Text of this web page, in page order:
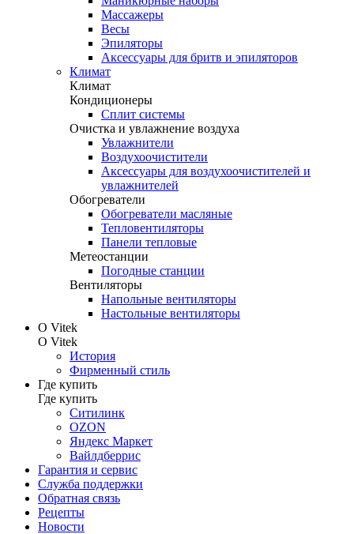
Массажеры
Весы
Эпиляторы
Аксессуары для бритв и эпиляторов
Климат
Климат
Кондиционеры
Сплит системы
Очистка и увлажнение воздуха
Увлажнители
Воздухоочистители
Аксессуары для воздухоочистителей и
увлажнителей
Обогреватели
Обогреватели масляные
Тепловентиляторы
Панели тепловые
Метеостанции
Погодные станции
Вентиляторы
Напольные вентиляторы
Настольные вентиляторы
О Vitek
О Vitek
История
Фирменный стиль
Где купить
Где купить
Ситилинк
OZON
Яндекс Маркет
Вайлдберрис
Гарантия и сервис
Служба поддержки
Обратная связь
Рецепты
Новости